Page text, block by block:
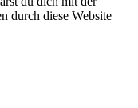
durch diese Website